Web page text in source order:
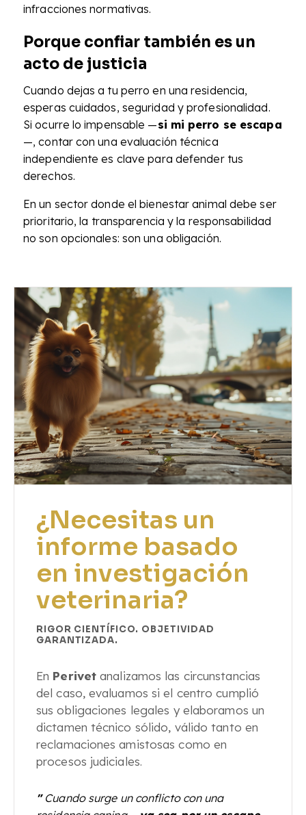
infracciones normativas.
Porque confiar también es un
acto de justicia
Cuando dejas a tu perro en una residencia,
esperas cuidados, seguridad y profesionalidad.
Si ocurre lo impensable —si mi perro se escapa
—, contar con una evaluación técnica
independiente es clave para defender tus
derechos.
En un sector donde el bienestar animal debe ser
prioritario, la transparencia y la responsabilidad
no son opcionales: son una obligación.
¿Necesitas un
informe basado
en investigación
veterinaria?
RIGOR CIENTÍFICO. OBJETIVIDAD
GARANTIZADA.
En Perivet analizamos las circunstancias
del caso, evaluamos si el centro cumplió
sus obligaciones legales y elaboramos un
dictamen técnico sólido, válido tanto en
reclamaciones amistosas como en
procesos judiciales.
"Cuando surge un conflicto con una